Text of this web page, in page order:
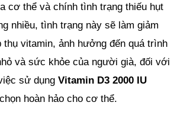
cơ thể và chính tình trạng thiếu hụt
nhiều, tình trạng này sẽ làm giảm
thụ vitamin, ảnh hưởng đến quá trình
và sức khỏe của người già, đối với
sử dụng Vitamin D3 2000 IU
hoàn hảo cho cơ thể.